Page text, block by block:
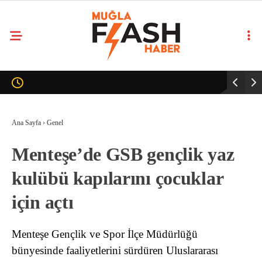
Ana Sayfa › Genel
Menteşe’de GSB gençlik yaz
kulübü kapılarını çocuklar
için açtı
Menteşe Gençlik ve Spor İlçe Müdürlüğü
bünyesinde faaliyetlerini sürdüren Uluslararası